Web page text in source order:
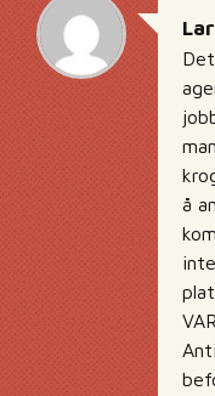
å